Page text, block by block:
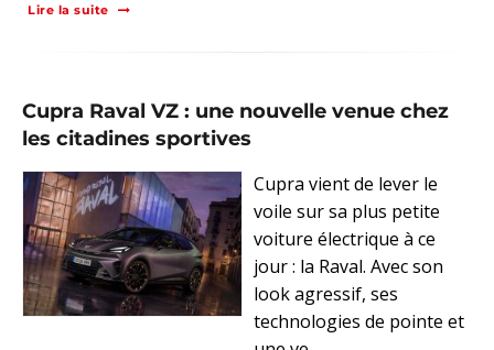
Lire la suite
Cupra Raval VZ : une nouvelle venue chez
les citadines sportives
Cupra vient de lever le
voile sur sa plus petite
voiture électrique à ce
jour : la Raval. Avec son
look agressif, ses
technologies de pointe et